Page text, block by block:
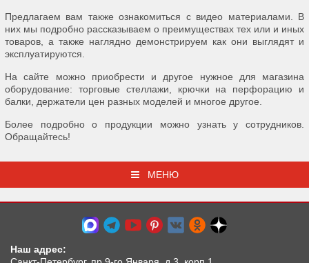
Предлагаем вам также ознакомиться с видео материалами. В
них мы подробно рассказываем о преимуществах тех или и иных
товаров, а также наглядно демонстрируем как они выглядят и
эксплуатируются.
На сайте можно приобрести и другое нужное для магазина
оборудование: торговые стеллажи, крючки на перфорацию и
балки, держатели цен разных моделей и многое другое.
Более подробно о продукции можно узнать у сотрудников.
Обращайтесь!
МЕНЮ
Наш адрес: